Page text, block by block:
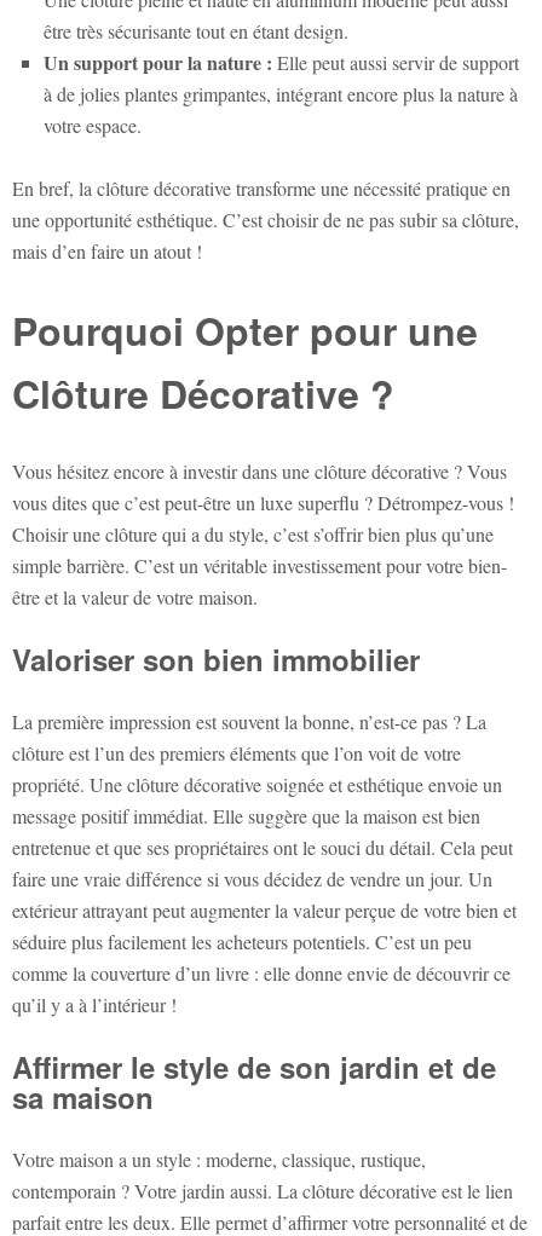
être très sécurisante tout en étant design.
Un support pour la nature : Elle peut aussi servir de support
à de jolies plantes grimpantes, intégrant encore plus la nature à
votre espace.
En bref, la clôture décorative transforme une nécessité pratique en
une opportunité esthétique. C’est choisir de ne pas subir sa clôture,
mais d’en faire un atout !
Pourquoi Opter pour une
Clôture Décorative ?
Vous hésitez encore à investir dans une clôture décorative ? Vous
vous dites que c’est peut-être un luxe superflu ? Détrompez-vous !
Choisir une clôture qui a du style, c’est s’offrir bien plus qu’une
simple barrière. C’est un véritable investissement pour votre bien-
être et la valeur de votre maison.
Valoriser son bien immobilier
La première impression est souvent la bonne, n’est-ce pas ? La
clôture est l’un des premiers éléments que l’on voit de votre
propriété. Une clôture décorative soignée et esthétique envoie un
message positif immédiat. Elle suggère que la maison est bien
entretenue et que ses propriétaires ont le souci du détail. Cela peut
faire une vraie différence si vous décidez de vendre un jour. Un
extérieur attrayant peut augmenter la valeur perçue de votre bien et
séduire plus facilement les acheteurs potentiels. C’est un peu
comme la couverture d’un livre : elle donne envie de découvrir ce
qu’il y a à l’intérieur !
Affirmer le style de son jardin et de
sa maison
Votre maison a un style : moderne, classique, rustique,
contemporain ? Votre jardin aussi. La clôture décorative est le lien
parfait entre les deux. Elle permet d’affirmer votre personnalité et de